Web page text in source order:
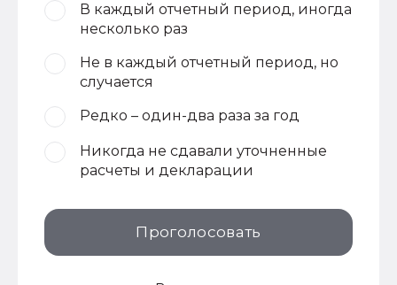
В каждый отчетный период, иногда
несколько раз
Не в каждый отчетный период, но
случается
Редко – один-два раза за год
Никогда не сдавали уточненные
расчеты и декларации
Проголосовать